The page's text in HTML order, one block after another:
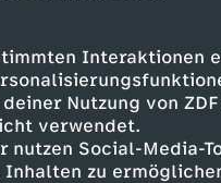
Interaktionen
Nutzung von
verwendet.
nutzen Social-Media-
Inhalten zu